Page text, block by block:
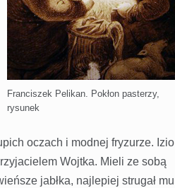
Franciszek Pelikan. Pokłon pasterzy,
rysunek
oczach i modnej fryzurze. Izio
Wojtka. Mieli ze sobą
jabłka, najlepiej strugał mu